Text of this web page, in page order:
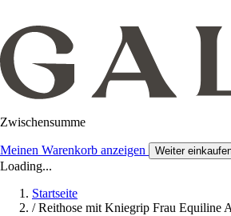
Zwischensumme
Meinen Warenkorb anzeigen Weiter
Loading...
Startseite
/ Reithose mit Kniegrip Frau Equiline